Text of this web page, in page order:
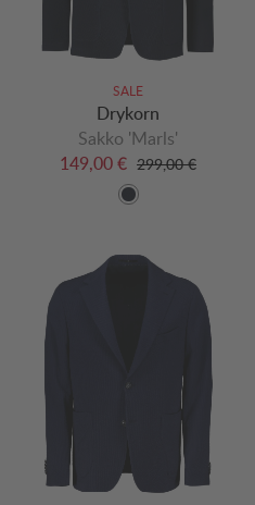
SALE
Drykorn
Sakko 'Marls'
149,00 € 299,00 €